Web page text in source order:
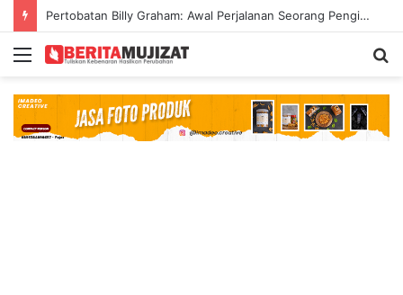
Pertobatan Billy Graham: Awal Perjalanan Seorang Penginjil Dunia
Menu